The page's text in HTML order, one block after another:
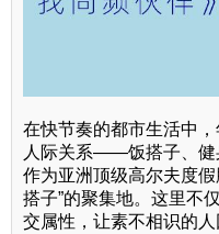
在快节奏的都市生活中，
人际关系——饭搭子、健
作为亚洲顶级高尔夫度
搭子”的聚集地。这里不
交属性，让素不相识的